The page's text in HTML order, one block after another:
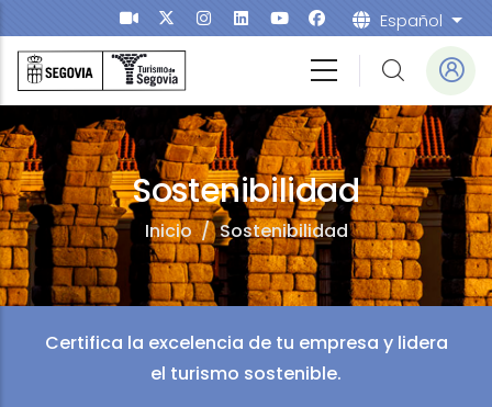
Pasar al contenido principal Español
Sostenibilidad
Inicio/ Sostenibilidad
Certifica la excelencia de tu empresa y lidera
el turismo sostenible.